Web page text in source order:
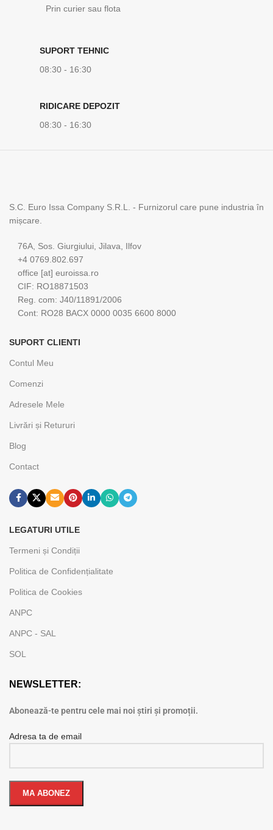
Prin curier sau flota
SUPORT TEHNIC
08:30 - 16:30
RIDICARE DEPOZIT
08:30 - 16:30
S.C. Euro Issa Company S.R.L. - Furnizorul care pune industria în
mișcare.
76A, Sos. Giurgiului, Jilava, Ilfov
+4 0769.802.697
office [at] euroissa.ro
CIF: RO18871503
Reg. com: J40/11891/2006
Cont: RO28 BACX 0000 0035 6600 8000
SUPORT CLIENTI
Contul Meu
Comenzi
Adresele Mele
Livrări și Retururi
Blog
Contact
LEGATURI UTILE
Termeni și Condiții
Politica de Confidențialitate
Politica de Cookies
ANPC
ANPC - SAL
SOL
NEWSLETTER:
Abonează-te pentru cele mai noi știri și promoții.
Adresa ta de email